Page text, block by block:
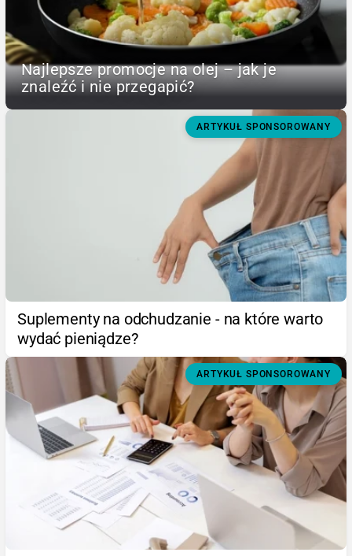
Najlepsze promocje na olej – jak je
znaleźć i nie przegapić?
ARTYKUŁ SPONSOROWANY
Suplementy na odchudzanie - na które warto
wydać pieniądze?
ARTYKUŁ SPONSOROWANY